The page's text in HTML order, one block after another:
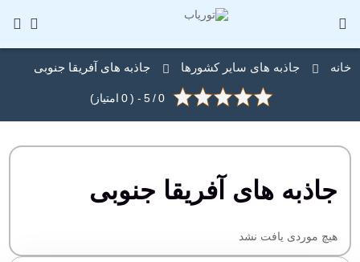
خانه جاذبه های سایر کشورها جاذبه های آفریقا جنوبی
0
/
5
- (
0 امتیاز)
جاذبه های آفریقا جنوبی
هیچ موردی یافت نشد